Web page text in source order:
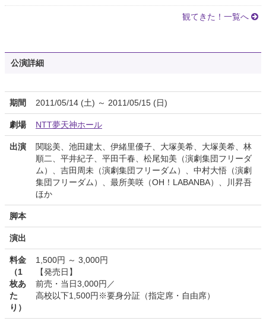
観てきた！一覧へ
公演詳細
期間 2011/05/14 (土) ～ 2011/05/15 (日)
劇場 NTT夢天神ホール
出演
関聡美、池田建太、伊緒里優子、大塚美希、大塚美希、林
順二、平井紀子、平田千春、松尾知美（演劇集団フリーダ
ム）、吉田周未（演劇集団フリーダム）、中村大悟（演劇
集団フリーダム）、最所美咲（OH！LABANBA）、川昇吾
ほか
脚本
演出
料金
（1
枚あ
た
り）
1,500円 ～ 3,000円
【発売日】
前売・当日3,000円／
高校以下1,500円※要身分証（指定席・自由席）